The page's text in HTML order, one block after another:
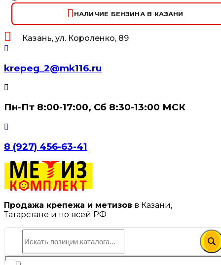
НАЛИЧИЕ БЕНЗИНА В КАЗАНИ
Казань, ул. Короленко, 89
krepeg_2@mk116.ru
Пн-Пт 8:00-17:00, Сб 8:30-13:00 МСК
8 (927) 456-63-41
Продажа крепежа и метизов в Казани,
Татарстане и по всей РФ